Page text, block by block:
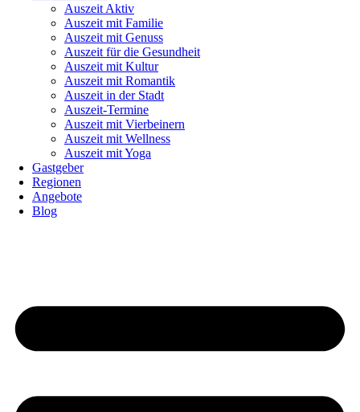
Auszeit Aktiv
Auszeit mit Familie
Auszeit mit Genuss
Auszeit für die Gesundheit
Auszeit mit Kultur
Auszeit mit Romantik
Auszeit in der Stadt
Auszeit-Termine
Auszeit mit Vierbeinern
Auszeit mit Wellness
Auszeit mit Yoga
Gastgeber
Regionen
Angebote
Blog